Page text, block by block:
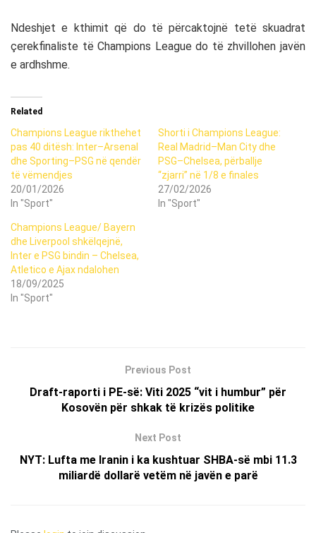
Ndeshjet e kthimit që do të përcaktojnë tetë skuadrat
çerekfinaliste të Champions League do të zhvillohen javën
e ardhshme.
Related
Champions League rikthehet
pas 40 ditësh: Inter–Arsenal
dhe Sporting–PSG në qendër
të vëmendjes
20/01/2026
In "Sport"
Shorti i Champions League:
Real Madrid–Man City dhe
PSG–Chelsea, përballje
“zjarri” në 1/8 e finales
27/02/2026
In "Sport"
Champions League/ Bayern
dhe Liverpool shkëlqejnë,
Inter e PSG bindin – Chelsea,
Atletico e Ajax ndalohen
18/09/2025
In "Sport"
Previous Post
Draft-raporti i PE-së: Viti 2025 “vit i humbur” për
Kosovën për shkak të krizës politike
Next Post
NYT: Lufta me Iranin i ka kushtuar SHBA-së mbi 11.3
miliardë dollarë vetëm në javën e parë